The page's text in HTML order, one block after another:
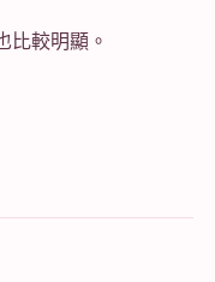
比較明顯。